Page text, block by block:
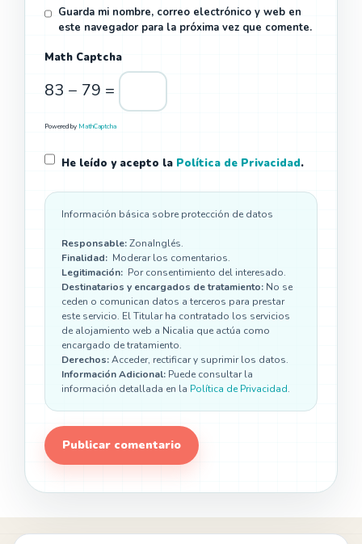
Guarda mi nombre, correo electrónico y web en
este navegador para la próxima vez que comente.
Math Captcha
83 − 79 =
Powered by MathCaptcha
He leído y acepto la Política de Privacidad.
Información básica sobre protección de datos
Responsable:ZonaInglés.
Finalidad: Moderar los comentarios.
Legitimación: Por consentimiento del interesado.
Destinatarios y encargados de tratamiento: No se
ceden o comunican datos a terceros para prestar
este servicio. El Titular ha contratado los servicios
de alojamiento web a Nicalia que actúa como
encargado de tratamiento.
Derechos:Acceder, rectificar y suprimir los datos.
Información Adicional: Puede consultar la
información detallada en la Política de Privacidad.